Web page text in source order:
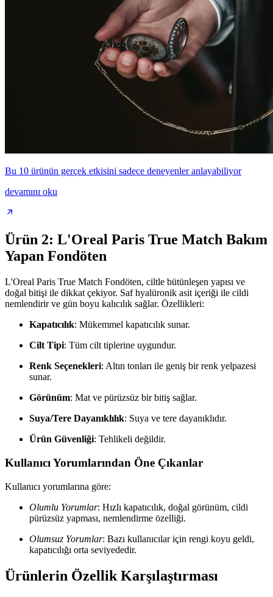
Bu 10 ürünün gerçek etkisini sadece deneyenler anlayabiliyor
devamını oku
Ürün 2: L'Oreal Paris True Match Bakım
Yapan Fondöten
L'Oreal Paris True Match Fondöten, ciltle bütünleşen yapısı ve
doğal bitişi ile dikkat çekiyor. Saf hyalüronik asit içeriği ile cildi
nemlendirir ve gün boyu kalıcılık sağlar. Özellikleri:
Kapatıcılık: Mükemmel kapatıcılık sunar.
Cilt Tipi: Tüm cilt tiplerine uygundur.
Renk Seçenekleri: Altın tonları ile geniş bir renk yelpazesi
sunar.
Görünüm: Mat ve pürüzsüz bir bitiş sağlar.
Suya/Tere Dayanıklılık: Suya ve tere dayanıklıdır.
Ürün Güvenliği: Tehlikeli değildir.
Kullanıcı Yorumlarından Öne Çıkanlar
Kullanıcı yorumlarına göre:
Olumlu Yorumlar: Hızlı kapatıcılık, doğal görünüm, cildi
pürüzsüz yapması, nemlendirme özelliği.
Olumsuz Yorumlar: Bazı kullanıcılar için rengi koyu geldi,
kapatıcılığı orta seviyededir.
Ürünlerin Özellik Karşılaştırması